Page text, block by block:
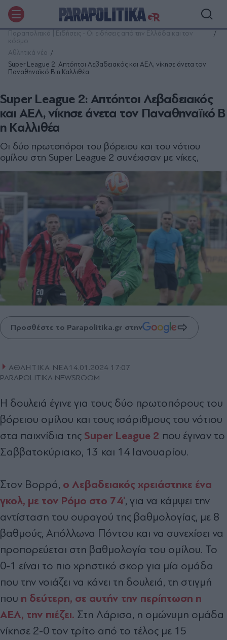
Παραπολιτικά | Ειδήσεις - Οι ειδήσεις από την Ελλάδα και τον
κόσμο
Αθλητικά νέα
Super League 2: Απτόητοι Λεβαδειακός και ΑΕΛ, νίκησε άνετα τον
Παναθηναϊκό Β η Καλλιθέα
Super League 2: Απτόητοι Λεβαδειακός
και ΑΕΛ, νίκησε άνετα τον Παναθηναϊκό Β
η Καλλιθέα
Οι δύο πρωτοπόροι του βόρειου και του νότιου
ομίλου στη Super League 2 συνέχισαν με νίκες,
Προσθέστε το Parapolitika.gr στην
ΑΘΛΗΤΙΚΑ ΝΕΑ14.01.2024 17:07
PARAPOLITIKA NEWSROOM
Η δουλειά έγινε για τους δύο πρωτοπόρους του
βόρειου ομίλου και τους ισάριθμους του νότιου
στα παιχνίδια της Super League 2 που έγιναν το
Σαββατοκύριακο, 13 και 14 Ιανουαρίου.
Στον Βορρά, ο Λεβαδειακός χρειάστηκε ένα
γκολ, με τον Ρόμο στο 74', για να κάμψει την
αντίσταση του ουραγού της βαθμολογίας, με 8
βαθμούς, Απόλλωνα Πόντου και να συνεχίσει να
προπορεύεται στη βαθμολογία του ομίλου. Το
0-1 είναι το πιο χρηστικό σκορ για μία ομάδα
που την νοιάζει να κάνει τη δουλειά, τη στιγμή
που η δεύτερη, σε αυτήν την περίπτωση η
ΑΕΛ, την πιέζει. Στη Λάρισα, η ομώνυμη ομάδα
νίκησε 2-0 τον τρίτο από το τέλος με 15